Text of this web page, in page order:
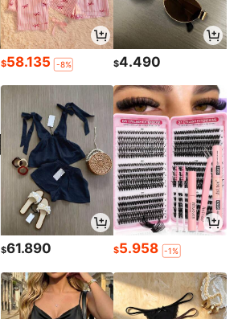
$58.135 -8% $4.490
$61.890 $5.958 -1%